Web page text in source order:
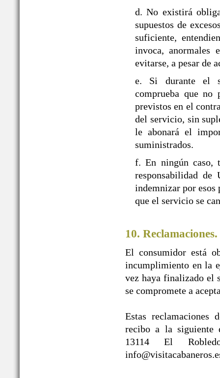
d. No existirá
supuestos de
suficiente,
invoca, anormales
evitarse, a pesar de
e. Si durante el
comprueba que no
previstos en el
del servicio, sin
le abonará el
suministrados.
f. En ningún caso,
responsabilidad de
indemnizar por esos
que el servicio se
10. Reclamaciones.
El consumidor está
incumplimiento en la
vez haya finalizado el
se compromete a
Estas reclamaciones
recibo a la siguiente
13114 El